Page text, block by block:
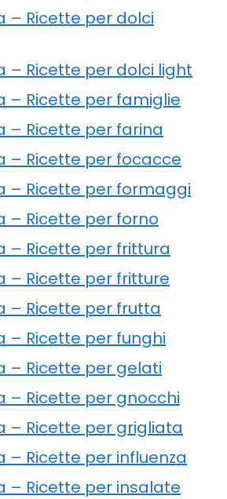
– Ricette per dolci
– Ricette per dolci light
– Ricette per famiglie
– Ricette per farina
– Ricette per focacce
– Ricette per formaggi
– Ricette per forno
– Ricette per frittura
– Ricette per fritture
– Ricette per frutta
– Ricette per funghi
– Ricette per gelati
– Ricette per gnocchi
– Ricette per grigliata
– Ricette per influenza
– Ricette per insalate